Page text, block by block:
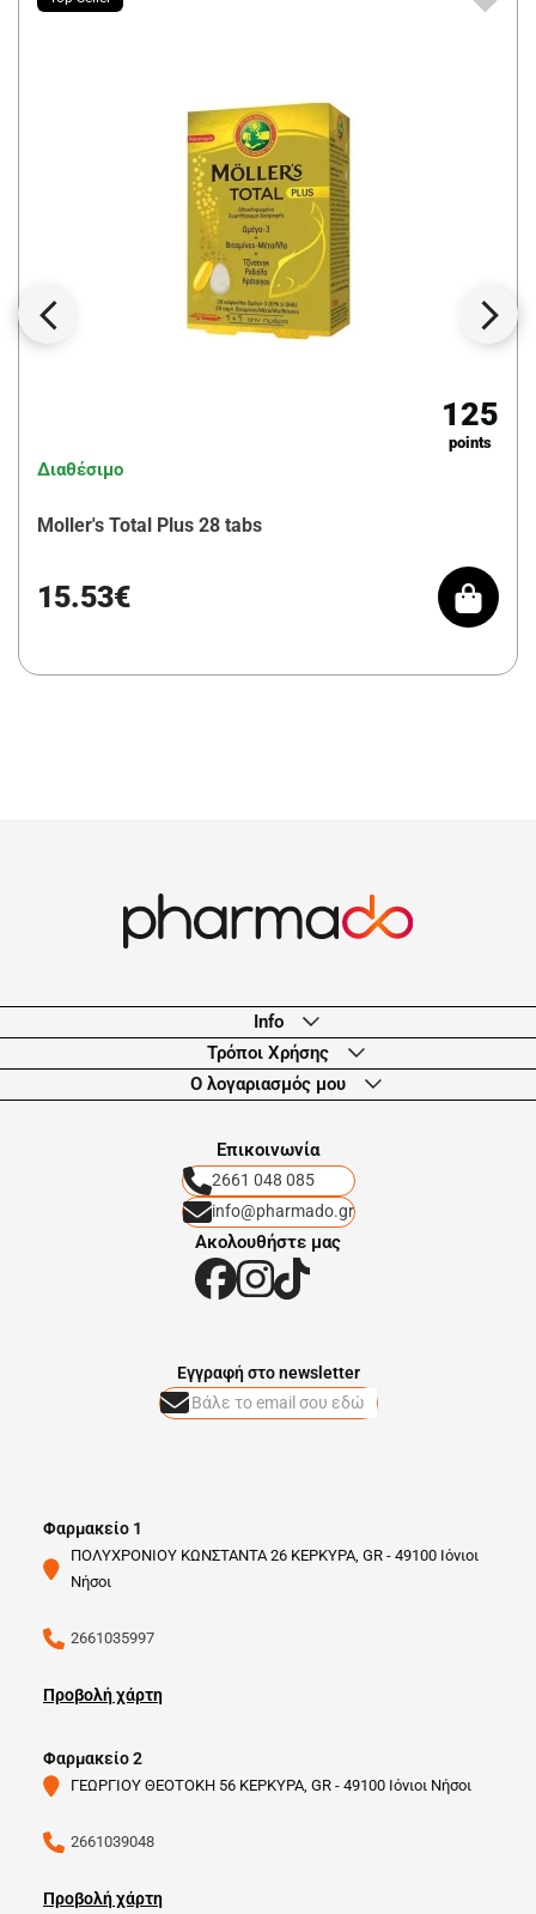
125
points
Διαθέσιμο
Moller's Total Plus 28 tabs
15.53€
Info
Τρόποι Χρήσης
Ο λογαριασμός μου
Eπικοινωνία
2661 048 085
info@pharmado.gr
Ακολουθήστε μας
Φαρμακείο 1
ΠΟΛΥΧΡΟΝΙΟΥ ΚΩΝΣΤΑΝΤΑ 26 ΚΕΡΚΥΡΑ, GR - 49100 Ιόνιοι
Νήσοι
2661035997
Προβολή χάρτη
Φαρμακείο 2
ΓΕΩΡΓΙΟΥ ΘΕΟΤΟΚΗ 56 ΚΕΡΚΥΡΑ, GR - 49100 Ιόνιοι Νήσοι
2661039048
Προβολή χάρτη
Eγγραφή στο newsletter